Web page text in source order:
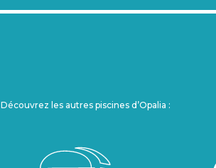
Découvrez les autres piscines d’Opalia :